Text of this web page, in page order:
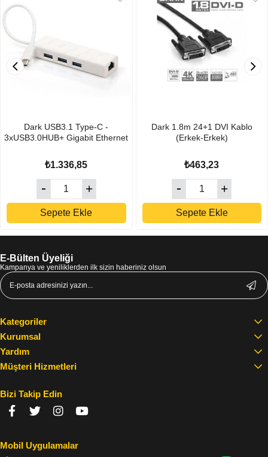
Dark USB3.1 Type-C -
3xUSB3.0HUB+ Gigabit Ethernet
₺1.336,85
Sepete Ekle
Dark 1.8m 24+1 DVI Kablo
(Erkek-Erkek)
₺463,23
Sepete Ekle
E-Bülten Üyeliği
Kampanya ve yeniliklerden ilk sizin haberiniz olsun
Kategoriler
Kurumsal
Yardım
Müşteri Hizmetleri
Bizi Takip Edin
Mobil Uygulamalar